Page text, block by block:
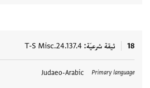
18 ثيقة شرعيّة T-S Misc.24.137.4
Primary language
Judaeo-Arabic العلامات